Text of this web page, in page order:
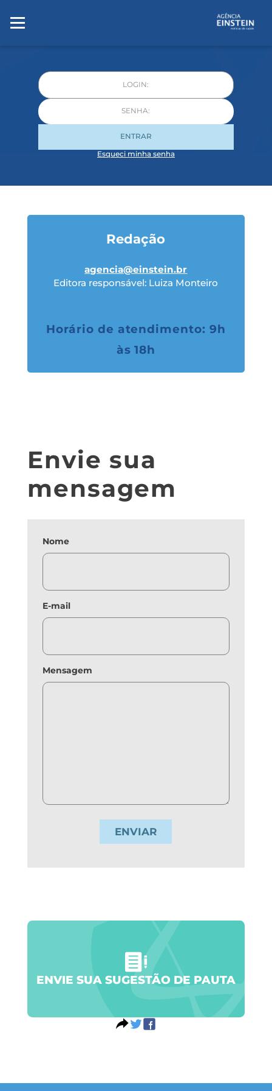
ENTRAR
Esqueci minha senha
Redação
agencia@einstein.br
Editora responsável: Luiza Monteiro
Horário de atendimento: 9h
às 18h
Envie sua
mensagem
Nome
E-mail
Mensagem
ENVIE SUA SUGESTÃO DE PAUTA